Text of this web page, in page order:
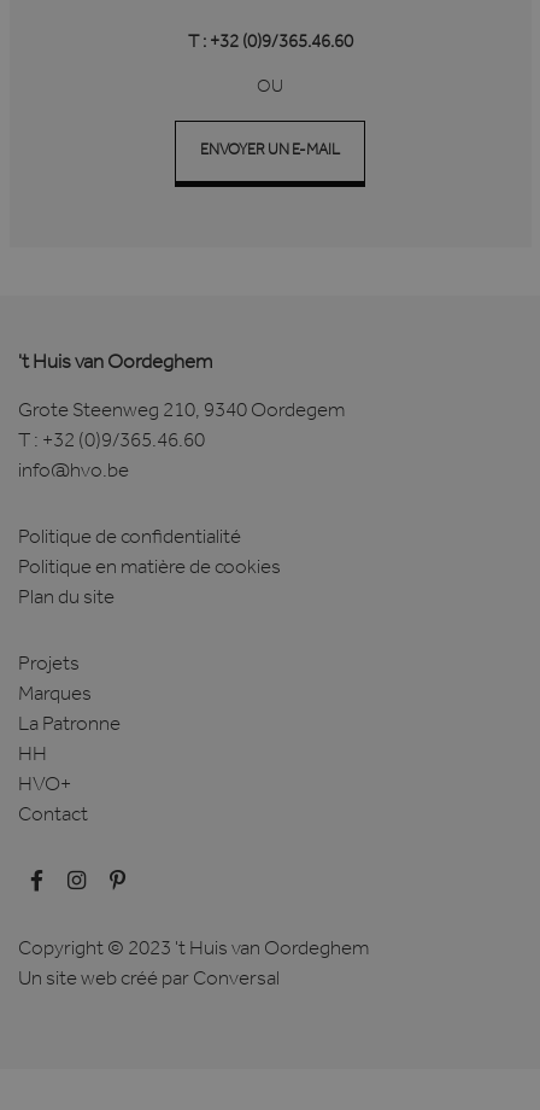
T : +32 (0)9/365.46.60
OU
ENVOYER UN E-MAIL
't Huis van Oordeghem
Grote Steenweg 210, 9340 Oordegem
T : +32 (0)9/365.46.60
info@hvo.be
Politique de confidentialité
Politique en matière de cookies
Plan du site
Projets
Marques
La Patronne
HH
HVO+
Contact
Copyright © 2023 't Huis van Oordeghem
Un site web créé par Conversal